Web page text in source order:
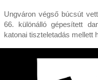
Ungváron végső búcsút
66. különálló gépesített
katonai tiszteletadás mellett